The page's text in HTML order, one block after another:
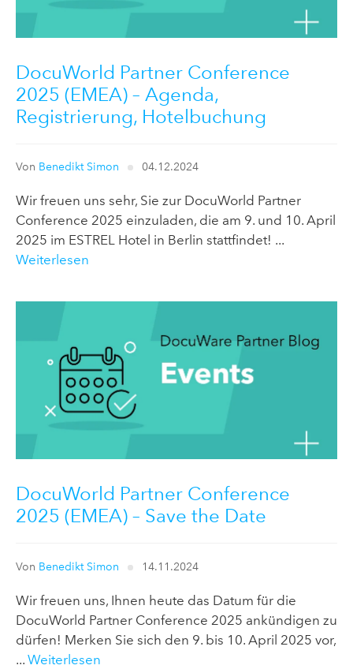
DocuWorld Partner Conference
2025 (EMEA) – Agenda,
Registrierung, Hotelbuchung
Von Benedikt Simon 04.12.2024
Wir freuen uns sehr, Sie zur DocuWorld Partner
Conference 2025 einzuladen, die am 9. und 10. April
2025 im ESTREL Hotel in Berlin stattfindet! ...
Weiterlesen
DocuWorld Partner Conference
2025 (EMEA) – Save the Date
Von Benedikt Simon 14.11.2024
Wir freuen uns, Ihnen heute das Datum für die
DocuWorld Partner Conference 2025 ankündigen zu
dürfen! Merken Sie sich den 9. bis 10. April 2025 vor,
... Weiterlesen